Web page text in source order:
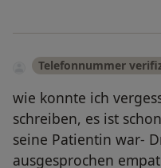
Telefonnummer
wie konnte ich
schreiben, es ist
seine Patientin war-
ausgesprochen